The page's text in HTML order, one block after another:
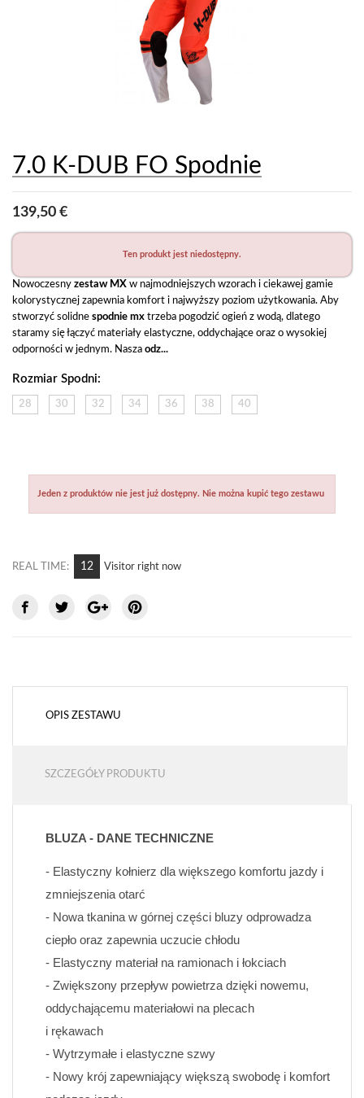
7.0 K-DUB FO Spodnie
139,50 €
Ten produkt jest niedostępny.
Nowoczesny zestaw MX w najmodniejszych wzorach i ciekawej gamie
kolorystycznej zapewnia komfort i najwyższy poziom użytkowania. Aby
stworzyć solidne spodnie mx trzeba pogodzić ogień z wodą, dlatego
staramy się łączyć materiały elastyczne, oddychające oraz o wysokiej
odporności w jednym. Nasza odz...
Rozmiar Spodni:
28 30 32 34 36 38 40
Jeden z produktów nie jest już dostępny. Nie można kupić tego zestawu
REAL TIME: 8 Visitor right now
OPIS ZESTAWU
SZCZEGÓŁY PRODUKTU
BLUZA - DANE TECHNICZNE
- Elastyczny kołnierz dla większego komfortu jazdy i
zmniejszenia otarć
- Nowa tkanina w górnej części bluzy odprowadza
ciepło oraz zapewnia uczucie chłodu
- Elastyczny materiał na ramionach i łokciach
- Zwiększony przepływ powietrza dzięki nowemu,
oddychającemu materiałowi na plecach
i rękawach
- Wytrzymałe i elastyczne szwy
- Nowy krój zapewniający większą swobodę i komfort